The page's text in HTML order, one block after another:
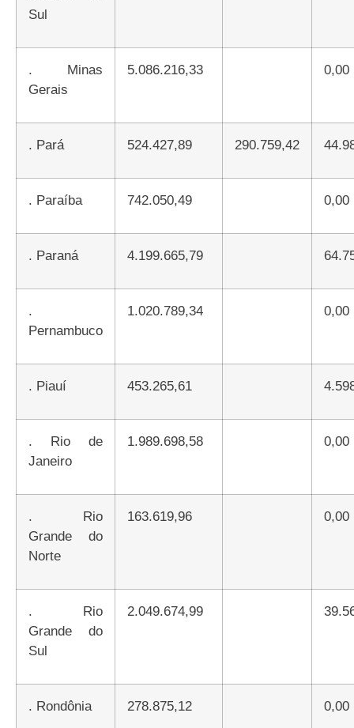
Sul
. Minas
Gerais
5.086.216,33 0,00
. Pará 524.427,89 290.759,42
. Paraíba 742.050,49 0,00
. Paraná 4.199.665,79
.
Pernambuco
1.020.789,34 0,00
. Piauí 453.265,61
. Rio de
Janeiro
1.989.698,58 0,00
. Rio
Grande do
Norte
163.619,96 0,00
. Rio
Grande do
Sul
2.049.674,99
. Rondônia 278.875,12 0,00